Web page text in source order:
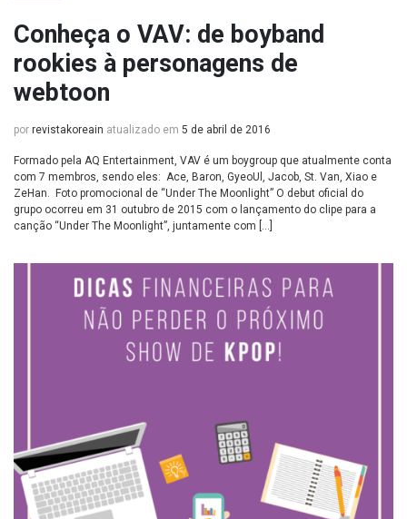
Conheça o VAV: de boyband
rookies à personagens de
webtoon
por revistakoreain atualizado em 5 de abril de 2016
Formado pela AQ Entertainment, VAV é um boygroup que atualmente conta
com 7 membros, sendo eles: Ace, Baron, GyeoUl, Jacob, St. Van, Xiao e
ZeHan. Foto promocional de “Under The Moonlight” O debut oficial do
grupo ocorreu em 31 outubro de 2015 com o lançamento do clipe para a
canção “Under The Moonlight”, juntamente com […]